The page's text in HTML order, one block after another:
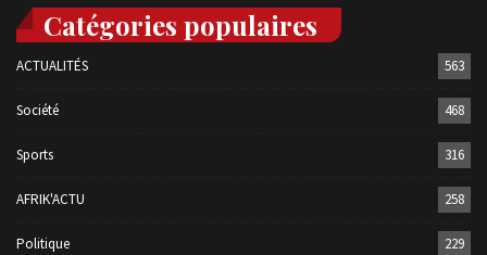
Catégories populaires
ACTUALITÉS 563
Société 468
Sports 316
AFRIK'ACTU 258
Politique 229